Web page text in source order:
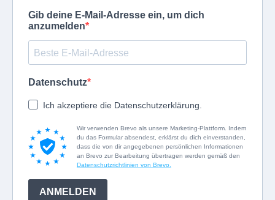
Gib deine E-Mail-Adresse ein, um dich
anzumelden
Datenschutz
Ich akzeptiere die Datenschutzerklärung.
Wir verwenden Brevo als unsere Marketing-Plattform. Indem
du das Formular absendest, erklärst du dich einverstanden,
dass die von dir angegebenen persönlichen Informationen
an Brevo zur Bearbeitung übertragen werden gemäß den
Datenschutzrichtlinien von Brevo.
ANMELDEN